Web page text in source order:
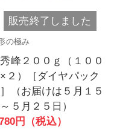
販売終了しました
の極み
峰２００ｇ（１００
×２）［ダイヤパック
（お届けは５月１５
５月２５日）
円（税込）